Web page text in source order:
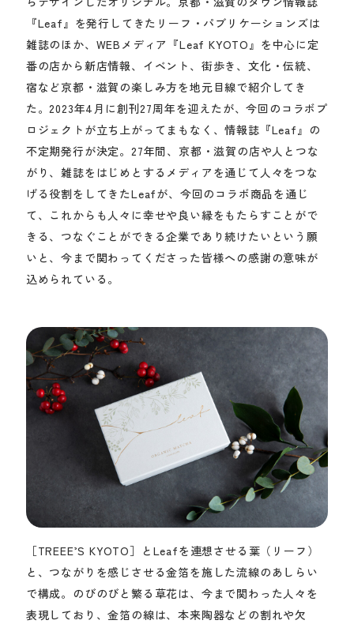
『Leaf』を発行してきたリーフ・パブリケーションズは
雑誌のほか、WEBメディア『Leaf KYOTO』を中心に定
番の店から新店情報、イベント、街歩き、文化・伝統、
宿など京都・滋賀の楽しみ方を地元目線で紹介してき
た。2023年4月に創刊27周年を迎えたが、今回のコラボプ
ロジェクトが立ち上がってまもなく、情報誌『Leaf』の
不定期発行が決定。27年間、京都・滋賀の店や人とつな
がり、雑誌をはじめとするメディアを通じて人々をつな
げる役割をしてきたLeafが、今回のコラボ商品を通じ
て、これからも人々に幸せや良い縁をもたらすことがで
きる、つなぐことができる企業であり続けたいという願
いと、今まで関わってくださった皆様への感謝の意味が
込められている。
［TREEE’S KYOTO］とLeafを連想させる葉（リーフ）
と、つながりを感じさせる金箔を施した流線のあしらい
で構成。のびのびと繁る草花は、今まで関わった人々を
表現しており、金箔の線は、本来陶器などの割れや欠